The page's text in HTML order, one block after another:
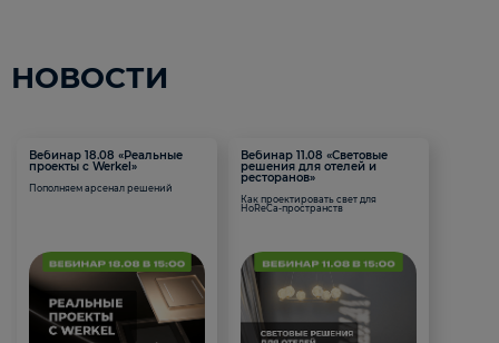
НОВОСТИ
Вебинар 18.08 «Реальные
проекты с Werkel»
Пополняем арсенал решений
Вебинар 11.08 «Световые
решения для отелей и
ресторанов»
Как проектировать свет для
HoReCa-пространств